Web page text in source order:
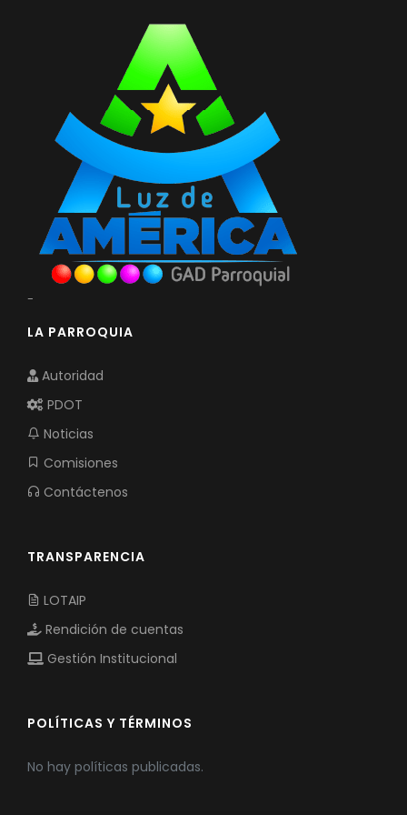
-
LA PARROQUIA
Autoridad
PDOT
Noticias
Comisiones
Contáctenos
TRANSPARENCIA
LOTAIP
Rendición de cuentas
Gestión Institucional
POLÍTICAS Y TÉRMINOS
No hay políticas publicadas.